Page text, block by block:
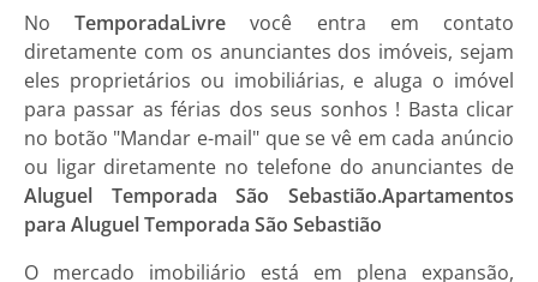
NoTemporadaLivrevocê entra em contato
diretamente com os anunciantes dos imóveis, sejam
eles proprietários ou imobiliárias, e aluga o imóvel
para passar as férias dos seus sonhos ! Basta clicar
no botão "Mandar e-mail" que se vê em cada anúncio
ou ligar diretamente no telefone do anunciantes de
Aluguel Temporada São Sebastião.Apartamentos
para Aluguel Temporada São Sebastião
O mercado imobiliário está em plena expansão,